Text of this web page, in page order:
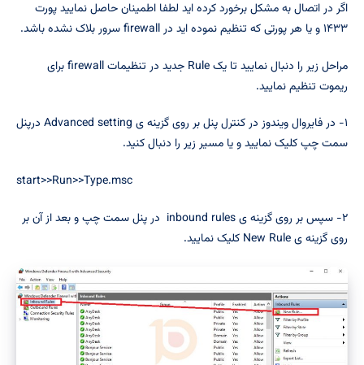
اگر در اتصال به مشکل برخورد کرده اید لطفا اطمینان حاصل نمایید پورت
۱۴۳۳ و یا هر پورتی که تنظیم نموده اید در firewall سرور بلاک نشده باشد.
مراحل زیر را دنبال نمایید تا یک Rule جدید در تنظیمات firewall برای
ریموت تنظیم نمایید.
۱- در فایروال ویندوز در کنترل پنل بر روی گزینه ی Advanced setting درپنل
سمت چپ کلیک نمایید و یا مسیر زیر را دنبال کنید.
start>>Run>>Type.msc
۲- سپس بر روی گزینه ی inbound rules در پنل سمت چپ و بعد از آن بر
روی گزینه ی New Rule کلیک نمایید.